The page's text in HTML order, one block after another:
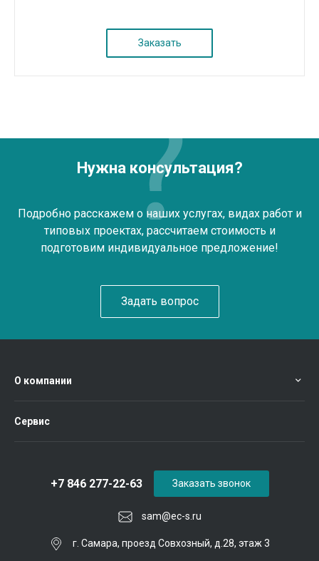
Заказать
Нужна консультация?
Подробно расскажем о наших услугах, видах работ и
типовых проектах, рассчитаем стоимость и
подготовим индивидуальное предложение!
Задать вопрос
О компании
Сервис
sam@ec-s.ru
+7 846 277-22-63
г. Самара, проезд Совхозный, д.28, этаж 3
Заказать звонок